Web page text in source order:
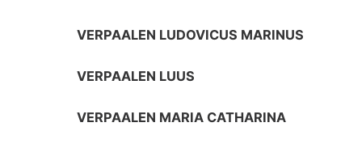
VERPAALEN LUDOVICUS MARINUS
VERPAALEN LUUS
VERPAALEN MARIA CATHARINA